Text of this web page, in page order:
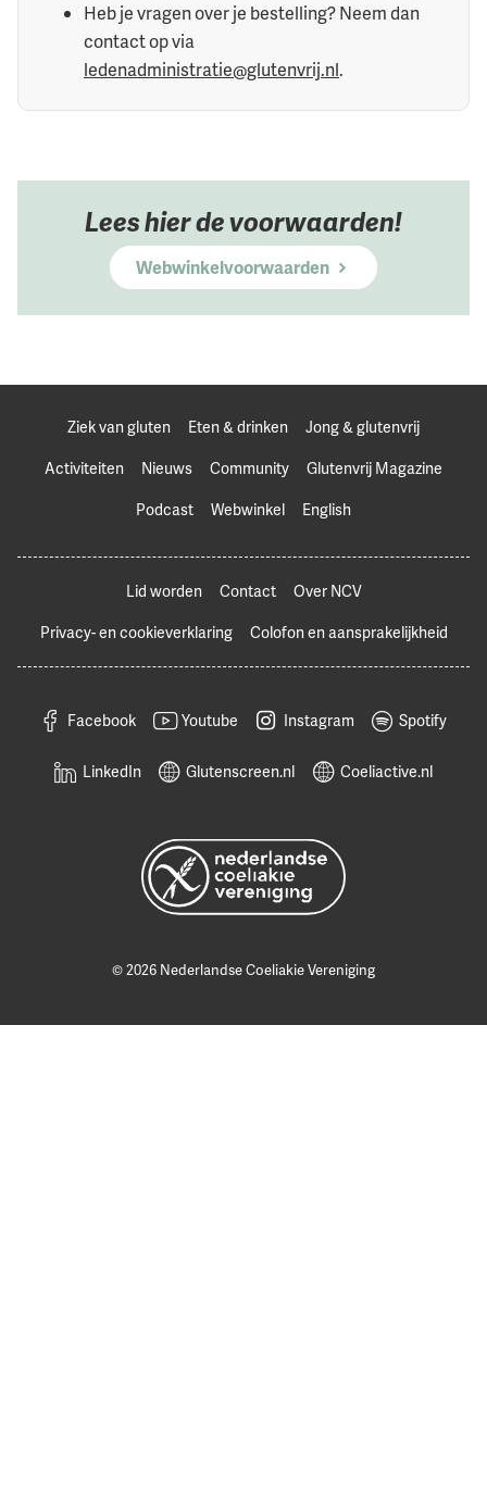
Heb je vragen over je bestelling? Neem dan
contact op via
ledenadministratie@glutenvrij.nl.
Lees hier de voorwaarden!
Webwinkelvoorwaarden
Ziek van gluten Eten & drinken
Jong & glutenvrij
Activiteiten
Nieuws Community
Glutenvrij Magazine
Podcast
Webwinkel English
Lid worden Contact
Over NCV
Privacy- en cookieverklaring
Colofon en aansprakelijkheid
Facebook Youtube Instagram Spotify
LinkedIn Glutenscreen.nl Coeliactive.nl
© 2026 Nederlandse Coeliakie Vereniging